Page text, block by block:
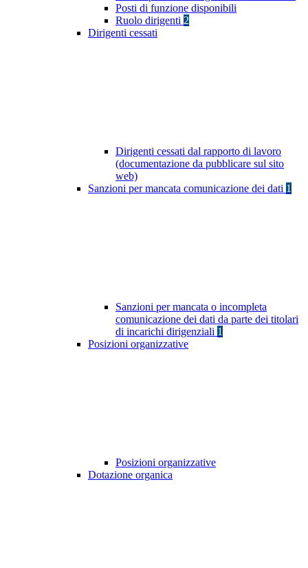
Posti di funzione disponibili
Ruolo dirigenti 2
Dirigenti cessati
Dirigenti cessati dal rapporto di lavoro
(documentazione da pubblicare sul sito
web)
Sanzioni per mancata comunicazione dei dati 1
Sanzioni per mancata o incompleta
comunicazione dei dati da parte dei titolari
di incarichi dirigenziali 1
Posizioni organizzative
Posizioni organizzative
Dotazione organica